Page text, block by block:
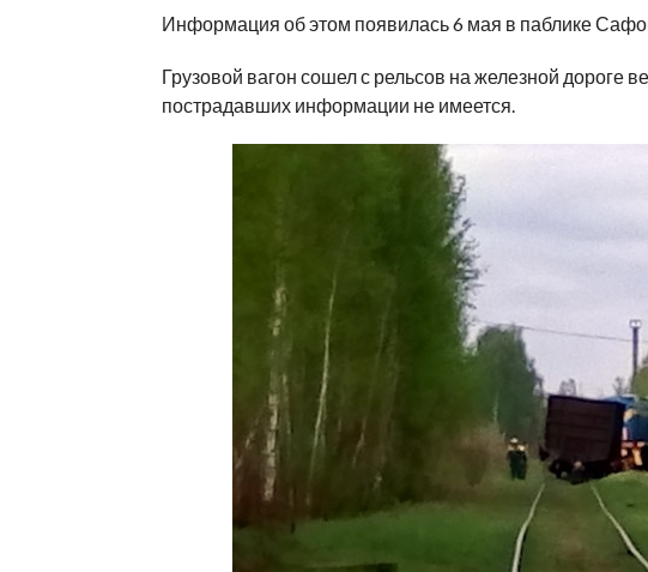
Информация об этом появилась 6 мая в паблике
Грузовой вагон сошел с рельсов на железной дороге
пострадавших информации не имеется.